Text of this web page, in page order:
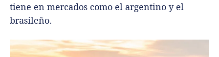
tiene en mercados como el argentino y el
brasileño.